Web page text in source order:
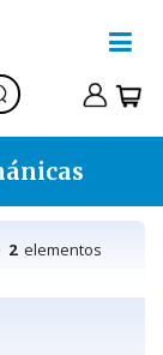
2elementos